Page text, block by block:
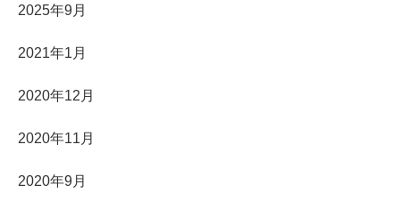
2025年9月
2021年1月
2020年12月
2020年11月
2020年9月